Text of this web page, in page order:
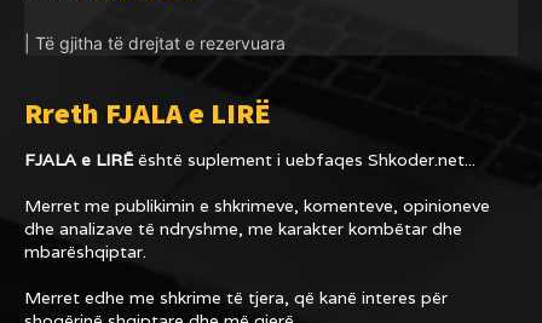
| Të gjitha të drejtat e rezervuara
Rreth FJALA e LIRË
FJALA e LIRËështë suplement i uebfaqes Shkoder.net...
Merret me publikimin e shkrimeve, komenteve, opinioneve
dhe analizave të ndryshme, me karakter kombëtar dhe
mbarëshqiptar.
Merret edhe me shkrime të tjera, që kanë interes për